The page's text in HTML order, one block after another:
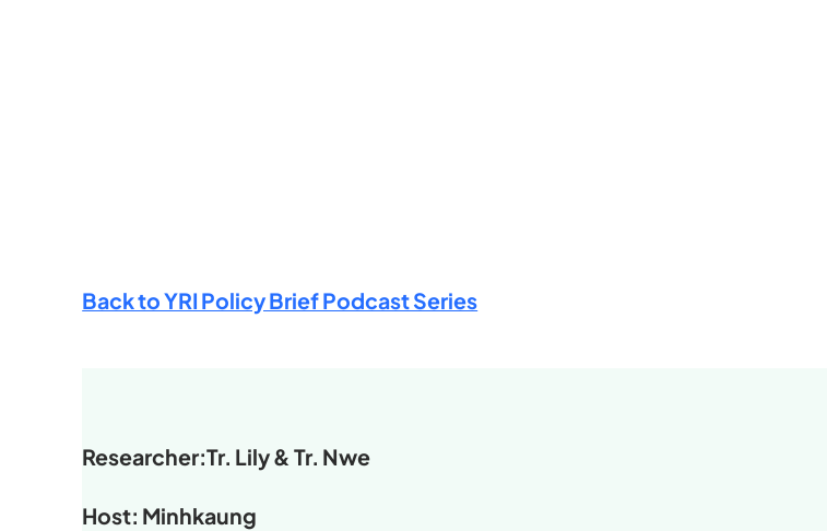
Back to YRI Policy Brief Podcast Series
Researcher:Tr. Lily & Tr. Nwe
Host: Minhkaung